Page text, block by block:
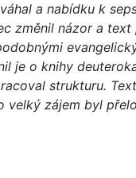
a nabídku k
změnil názor a text
je o knihy
strukturu.
velký zájem byl